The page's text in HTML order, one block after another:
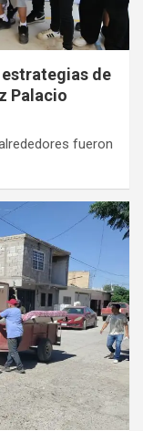
de
Palacio
fueron